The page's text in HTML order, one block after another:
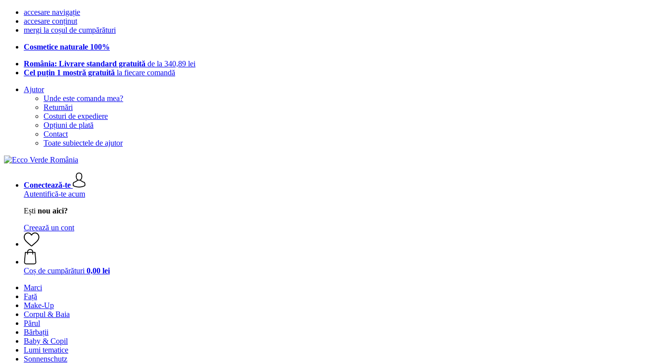
accesare navigație
accesare conținut
mergi la coșul de cumpărături
Cosmetice naturale 100%
România: Livrare standard gratuită de la 340,89 lei
Cel puțin 1 mostră gratuită la fiecare comandă
Ajutor
Unde este comanda mea?
Returnări
Costuri de expediere
Opțiuni de plată
Contact
Toate subiectele de ajutor
Conectează-te
Autentifică-te acum
Ești nou aici?
Creează un cont
Coș de cumpărături 0,00 lei
Marci
Față
Make-Up
Corpul & Baia
Părul
Bărbații
Baby & Copil
Lumi tematice
Sonnenschutz